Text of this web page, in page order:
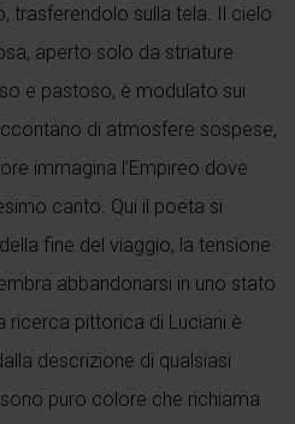
trasferendolo sulla tela. Il cielo
aperto solo da striature
e pastoso, è modulato sui
di atmosfere sospese,
immagina l’Empireo dove
canto. Qui il poeta si
fine del viaggio, la tensione
abbandonarsi in uno stato
ricerca pittorica di Luciani è
descrizione di qualsiasi
puro colore che richiama